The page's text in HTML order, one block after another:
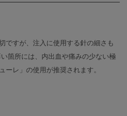
ですが、注入に使用する針の細さも
箇所には、内出血や痛みの少ない極
ーレ」の使用が推奨されます。